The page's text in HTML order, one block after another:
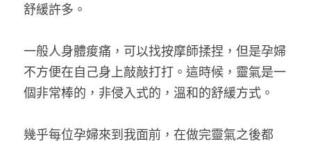
舒緩許多。
一般人身體痠痛，可以找按摩師揉捏，但是孕婦
不方便在自己身上敲敲打打。這時候，靈氣是一
個非常棒的，非侵入式的，溫和的舒緩方式。
幾乎每位孕婦來到我面前，在做完靈氣之後都